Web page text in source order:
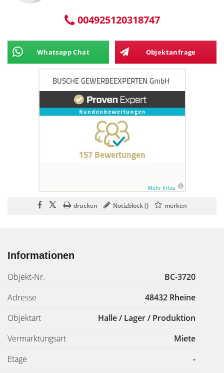
004925120318747
Whatsapp Chat Objektanfrage
drucken Notizblock () merken
Informationen
Objekt-Nr.
BC-3720
Adresse
48432 Rheine
Objektart
Halle / Lager / Produktion
Vermarktungsart
Miete
Etage
-